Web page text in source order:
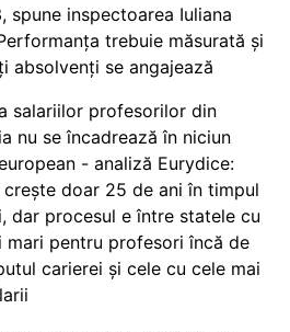
spune inspectoarea Iuliana
trebuie măsurată și
absolvenți se angajează
salariilor profesorilor din
nu se încadrează în niciun
- analiză Eurydice:
crește doar 25 de ani în timpul
dar procesul e între statele cu
mari pentru profesori încă de
carierei și cele cu cele mai